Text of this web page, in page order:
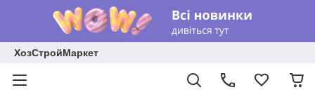
ХозСтройМаркет